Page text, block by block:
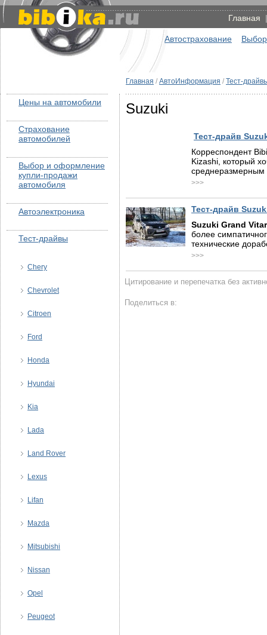
Главная
Автострахование
Главная / АвтоИнформация / Тест-
Цены на автомобили
Страхование
автомобилей
Выбор и оформление
купли-продажи
автомобиля
Автоэлектроника
Тест-драйвы
Chery
Chevrolet
Citroen
Ford
Honda
Hyundai
Kia
Lada
Land Rover
Lexus
Lifan
Mazda
Mitsubishi
Nissan
Opel
Peugeot
Suzuki
Тест-драйв
Корреспондент
Kizashi, который
среднеразмерным
>>>
Тест-драйв
Suzuki Grand
более
технические
>>>
Цитирование и перепечатка без
Поделиться в: